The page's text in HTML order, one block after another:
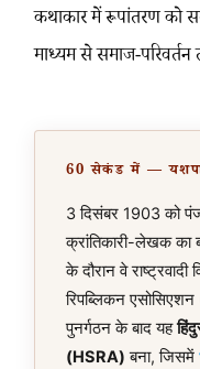
कथाकार में रूपांतरण को
माध्यम से समाज-
60 सेकंड में —
3 दिसंबर 1903 को
क्रांतिकारी-लेखक का
के दौरान वे राष्ट्रवादी
रिपब्लिकन
पुनर्गठन के बाद यह
(HSRA) बना, जिसमें